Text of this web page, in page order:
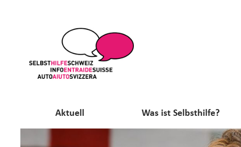
Aktuell Was ist Selbsthilfe?